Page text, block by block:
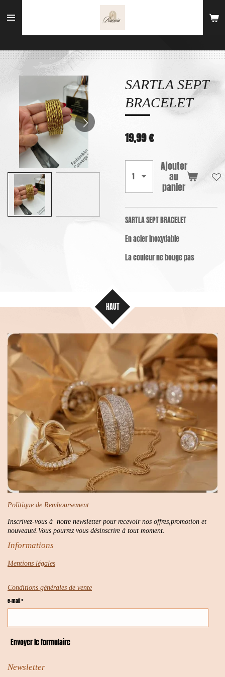
au
SARTLA SEPT
BRACELET
19,99 €
Ajouter
au
panier
SARTLA SEPT BRACELET
En acier inoxydable
La couleur ne bouge pas
HAUT
Politique de Remboursement
Inscrivez-vous à notre newsletter pour recevoir nos offres,promotion et
nouveauté.Vous pourrez vous désinscrire à tout moment.
Informations
Mentions légales
Conditions générales de vente
e-mail *
Envoyer le formulaire
Newsletter